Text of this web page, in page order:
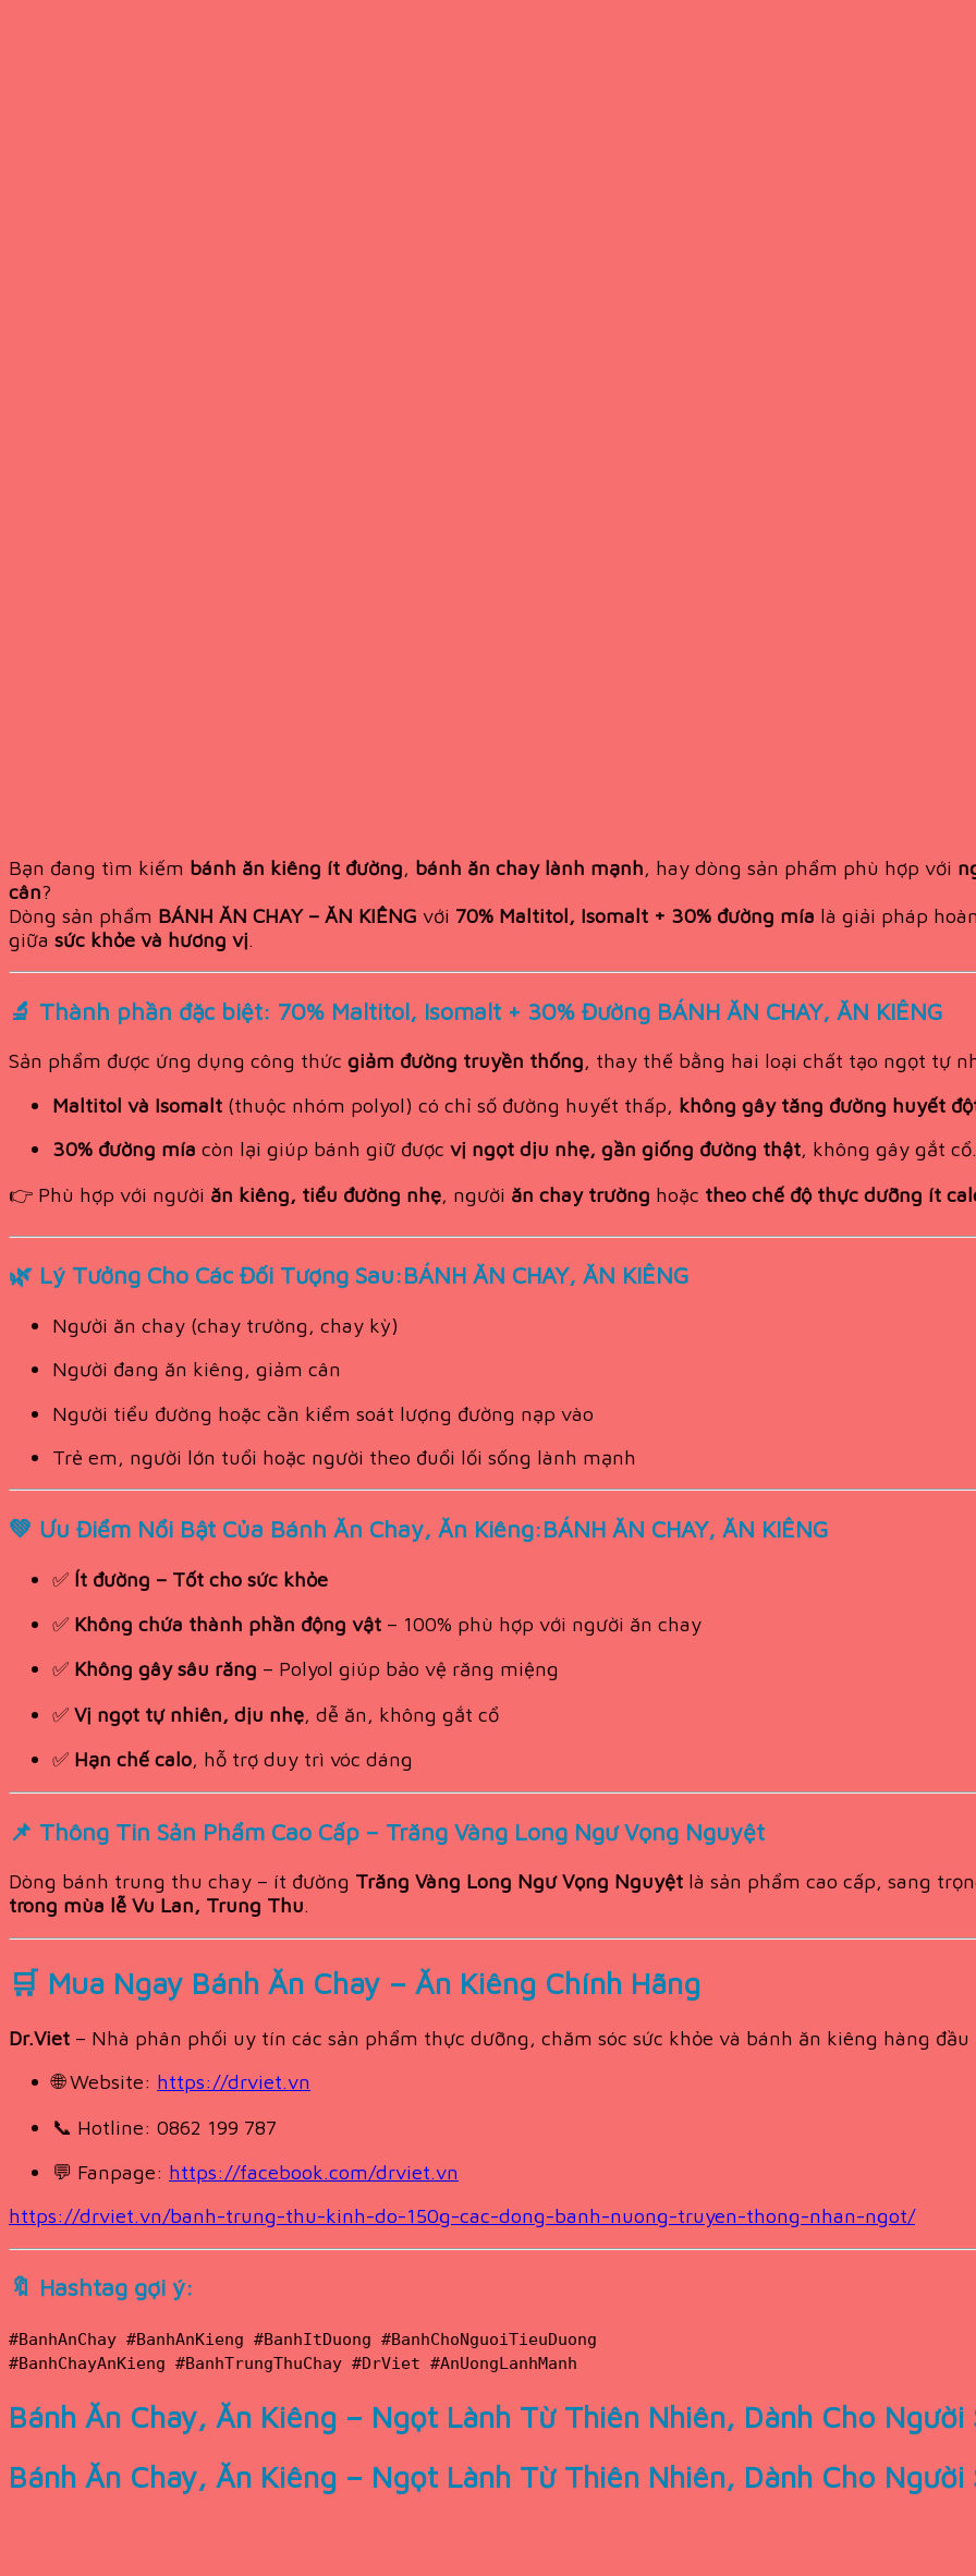
Bạn đang tìm kiếm bánh ăn kiêng ít đường, bánh ăn chay lành mạnh, hay dòng sản phẩm phù hợp với
cân?
Dòng sản phẩm BÁNH ĂN CHAY – ĂN KIÊNG với 70% Maltitol, Isomalt + 30% đường mía là giải pháp
giữa sức khỏe và hương vị.
🔬 Thành phần đặc biệt: 70% Maltitol, Isomalt + 30% Đường BÁNH ĂN CHAY, ĂN KIÊNG
Sản phẩm được ứng dụng công thức giảm đường truyền thống, thay thế bằng hai loại chất tạo ngọt tự
Maltitol và Isomalt (thuộc nhóm polyol) có chỉ số đường huyết thấp, không gây tăng đường huyết
30% đường mía còn lại giúp bánh giữ được vị ngọt dịu nhẹ, gần giống đường thật, không gây gắt cổ.
👉 Phù hợp với người ăn kiêng, tiểu đường nhẹ, người ăn chay trường hoặc theo chế độ thực dưỡng ít
🌿 Lý Tưởng Cho Các Đối Tượng Sau:BÁNH ĂN CHAY, ĂN KIÊNG
Người ăn chay (chay trường, chay kỳ)
Người đang ăn kiêng, giảm cân
Người tiểu đường hoặc cần kiểm soát lượng đường nạp vào
Trẻ em, người lớn tuổi hoặc người theo đuổi lối sống lành mạnh
💚 Ưu Điểm Nổi Bật Của Bánh Ăn Chay, Ăn Kiêng:BÁNH ĂN CHAY, ĂN KIÊNG
✅ Ít đường – Tốt cho sức khỏe
✅ Không chứa thành phần động vật – 100% phù hợp với người ăn chay
✅ Không gây sâu răng – Polyol giúp bảo vệ răng miệng
✅ Vị ngọt tự nhiên, dịu nhẹ, dễ ăn, không gắt cổ
✅ Hạn chế calo, hỗ trợ duy trì vóc dáng
📌 Thông Tin Sản Phẩm Cao Cấp – Trăng Vàng Long Ngư Vọng Nguyệt
Dòng bánh trung thu chay – ít đường Trăng Vàng Long Ngư Vọng Nguyệt là sản phẩm cao cấp, sang
trong mùa lễ Vu Lan, Trung Thu.
🛒 Mua Ngay Bánh Ăn Chay – Ăn Kiêng Chính Hãng
Dr.Viet – Nhà phân phối uy tín các sản phẩm thực dưỡng, chăm sóc sức khỏe và bánh ăn kiêng hàng
🌐 Website: https://drviet.vn
📞 Hotline: 0862 199 787
💬 Fanpage: https://facebook.com/drviet.vn
https://drviet.vn/banh-trung-thu-kinh-do-150g-cac-dong-banh-nuong-truyen-thong-nhan-ngot/
🔖 Hashtag gợi ý:
#BanhAnChay #BanhAnKieng #BanhItDuong #BanhChoNguoiTieuDuong
#BanhChayAnKieng #BanhTrungThuChay #DrViet #AnUongLanhManh
Bánh Ăn Chay, Ăn Kiêng – Ngọt Lành Từ Thiên Nhiên, Dành Cho Người
Bánh Ăn Chay, Ăn Kiêng – Ngọt Lành Từ Thiên Nhiên, Dành Cho Người